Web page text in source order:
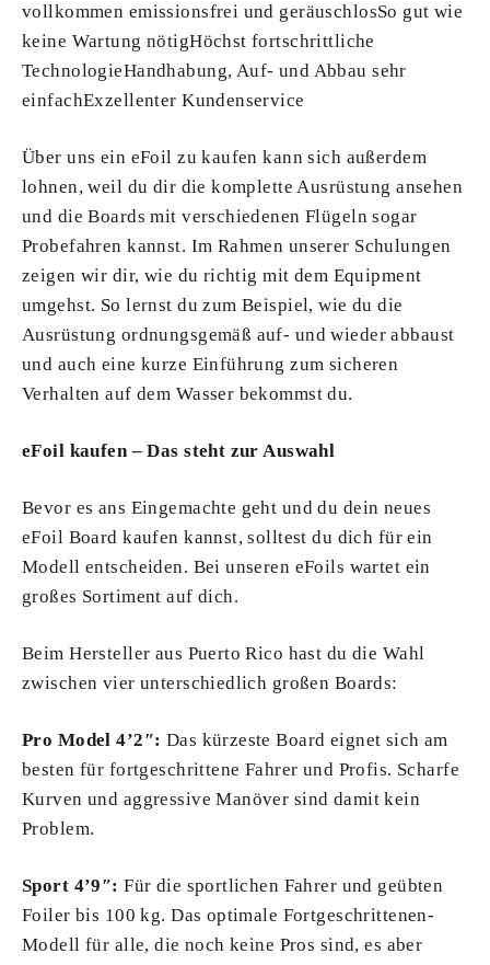
vollkommen emissionsfrei und geräuschlosSo gut wie
keine Wartung nötigHöchst fortschrittliche
TechnologieHandhabung, Auf- und Abbau sehr
einfachExzellenter Kundenservice
Über uns ein eFoil zu kaufen kann sich außerdem
lohnen, weil du dir die komplette Ausrüstung ansehen
und die Boards mit verschiedenen Flügeln sogar
Probefahren kannst. Im Rahmen unserer Schulungen
zeigen wir dir, wie du richtig mit dem Equipment
umgehst. So lernst du zum Beispiel, wie du die
Ausrüstung ordnungsgemäß auf- und wieder abbaust
und auch eine kurze Einführung zum sicheren
Verhalten auf dem Wasser bekommst du.
eFoil kaufen – Das steht zur Auswahl
Bevor es ans Eingemachte geht und du dein neues
eFoil Board kaufen kannst, solltest du dich für ein
Modell entscheiden. Bei unseren eFoils wartet ein
großes Sortiment auf dich.
Beim Hersteller aus Puerto Rico hast du die Wahl
zwischen vier unterschiedlich großen Boards:
Pro Model 4’2″: Das kürzeste Board eignet sich am
besten für fortgeschrittene Fahrer und Profis. Scharfe
Kurven und aggressive Manöver sind damit kein
Problem.
Sport 4’9″:Für die sportlichen Fahrer und geübten
Foiler bis 100 kg. Das optimale Fortgeschrittenen-
Modell für alle, die noch keine Pros sind, es aber